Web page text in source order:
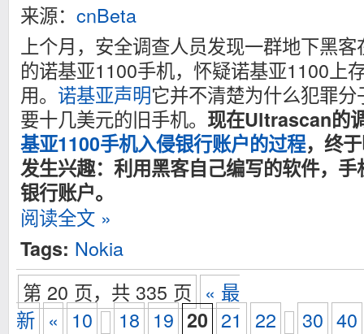
来源： cnBeta
上个月，安全调查人员发现一群地下黑
的诺基亚1100手机，怀疑诺基亚1100上
用。 诺基亚声明它并不清楚为什么犯罪
要十几美元的旧手机。 现在Ultrascan的
基亚1100手机入侵银行账户的过程，终
发生兴趣：利用黑客自己编写的软件，
银行账户。
阅读全文 »
Tags: Nokia
第 20 页，共 335 页 « 最
新 « 10 18 19 20 21 22 30 40